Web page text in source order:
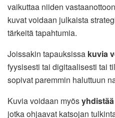
vaikuttaa niiden
kuvat voidaan julkaista
tärkeitä tapahtumia.
Joissakin tapauksissa kuvia
fyysisesti tai digitaalisesti tai
sopivat paremmin haluttuun
Kuvia voidaan myös
jotka ohjaavat katsojan